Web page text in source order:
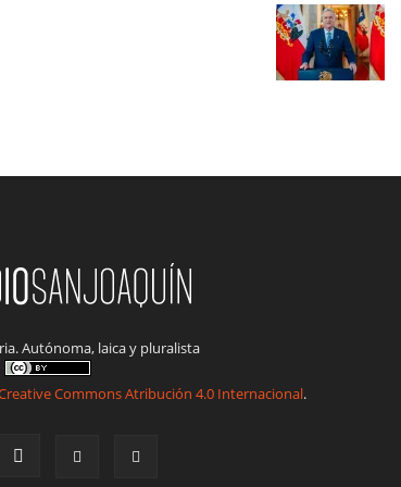
Autónoma, laica y pluralista
Commons Atribución 4.0 Internacional.